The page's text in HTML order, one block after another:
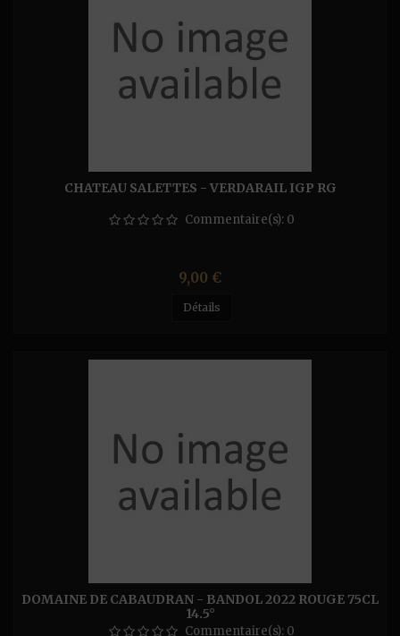
CHATEAU SALETTES - VERDARAIL IGP RG
Commentaire(s): 0
Prix
9,00 €
Détails
DOMAINE DE CABAUDRAN - BANDOL 2022 ROUGE 75CL
14.5°
Commentaire(s): 0